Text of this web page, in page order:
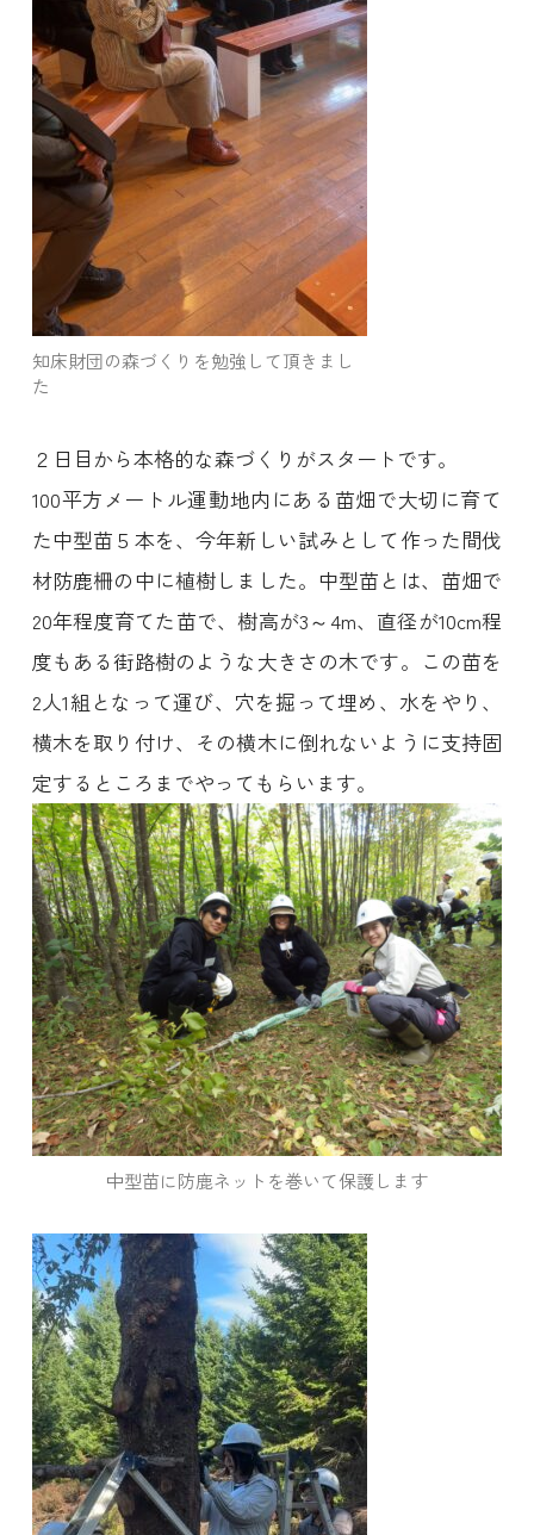
知床財団の森づくりを勉強して頂きまし
た
２日目から本格的な森づくりがスタートです。
100平方メートル運動地内にある苗畑で大切に育て
た中型苗５本を、今年新しい試みとして作った間伐
材防鹿柵の中に植樹しました。中型苗とは、苗畑で
20年程度育てた苗で、樹高が3～4m、直径が10cm程
度もある街路樹のような大きさの木です。この苗を
2人1組となって運び、穴を掘って埋め、水をやり、
横木を取り付け、その横木に倒れないように支持固
定するところまでやってもらいます。
中型苗に防鹿ネットを巻いて保護します